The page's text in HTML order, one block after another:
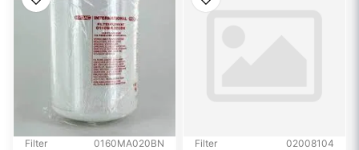
Filter 0160MA020BN Filter 02008104